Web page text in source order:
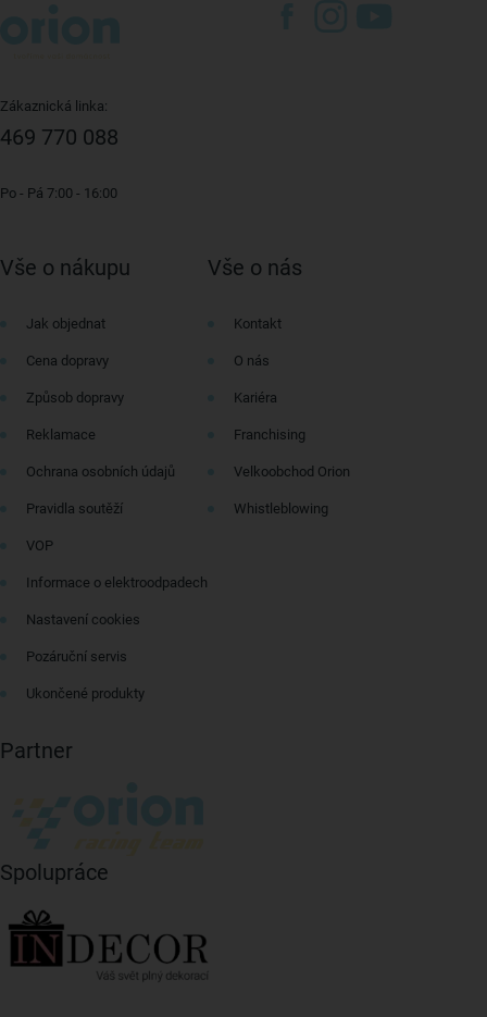
Zákaznická linka:
469 770 088
Po - Pá 7:00 - 16:00
Vše o nákupu
Jak objednat
Cena dopravy
Způsob dopravy
Reklamace
Ochrana osobních údajů
Pravidla soutěží
VOP
Informace o elektroodpadech
Nastavení cookies
Pozáruční servis
Ukončené produkty
Vše o nás
Kontakt
O nás
Kariéra
Franchising
Velkoobchod Orion
Whistleblowing
Partner
Spolupráce